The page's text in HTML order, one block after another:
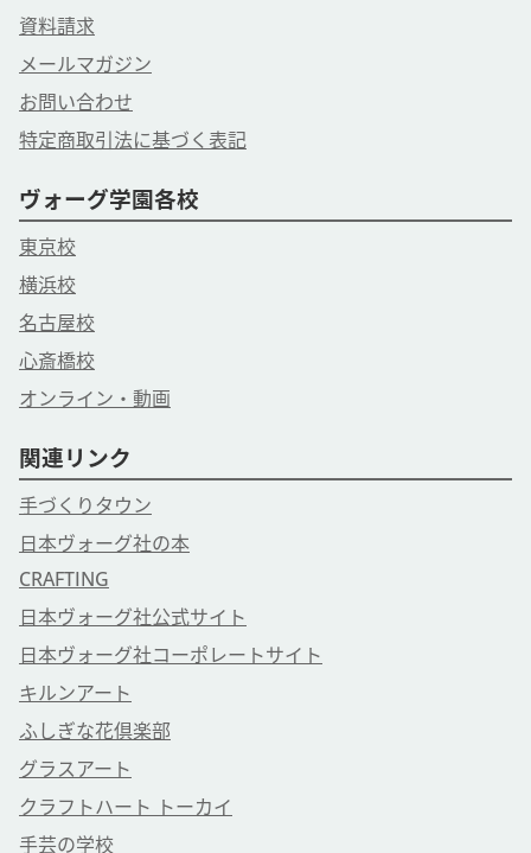
資料請求
メールマガジン
お問い合わせ
特定商取引法に基づく表記
ヴォーグ学園各校
東京校
横浜校
名古屋校
心斎橋校
オンライン・動画
関連リンク
手づくりタウン
日本ヴォーグ社の本
CRAFTING
日本ヴォーグ社公式サイト
日本ヴォーグ社コーポレートサイト
キルンアート
ふしぎな花倶楽部
グラスアート
クラフトハート トーカイ
手芸の学校